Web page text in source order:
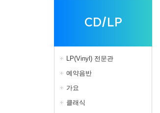
CD/LP
LP(Vinyl) 전문관
예약음반
가요
클래식